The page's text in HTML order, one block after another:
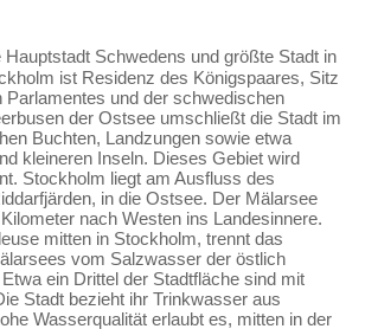
Hauptstadt Schwedens und größte Stadt in
ist Residenz des Königspaares, Sitz
und der schwedischen
der Ostsee umschließt die Stadt im
Buchten, Landzungen sowie etwa
kleineren Inseln. Dieses Gebiet wird
Stockholm liegt am Ausfluss des
in die Ostsee. Der Mälarsee
nach Westen ins Landesinnere.
mitten in Stockholm, trennt das
vom Salzwasser der östlich
ein Drittel der Stadtfläche sind mit
Stadt bezieht ihr Trinkwasser aus
Wasserqualität erlaubt es, mitten in der